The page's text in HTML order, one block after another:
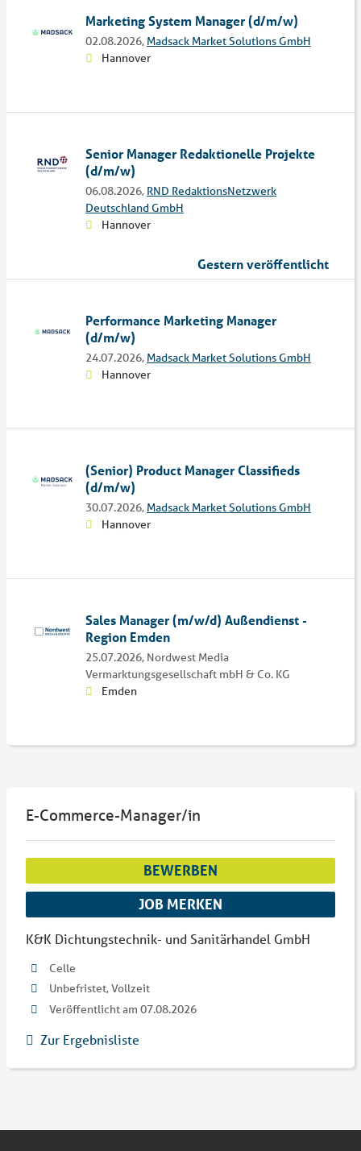
Marketing System Manager (d/m/w)
02.08.2026, Madsack Market Solutions GmbH
Hannover
Senior Manager Redaktionelle Projekte
(d/m/w)
06.08.2026, RND RedaktionsNetzwerk
Deutschland GmbH
Hannover
Gestern veröffentlicht
Performance Marketing Manager
(d/m/w)
24.07.2026, Madsack Market Solutions GmbH
Hannover
(Senior) Product Manager Classifieds
(d/m/w)
30.07.2026, Madsack Market Solutions GmbH
Hannover
Sales Manager (m/w/d) Außendienst -
Region Emden
25.07.2026, Nordwest Media
Vermarktungsgesellschaft mbH & Co. KG
Emden
E-Commerce-Manager/in
BEWERBEN
JOB MERKEN
K&K Dichtungstechnik- und Sanitärhandel GmbH
Celle
Unbefristet, Vollzeit
Veröffentlicht am 07.08.2026
Zur Ergebnisliste